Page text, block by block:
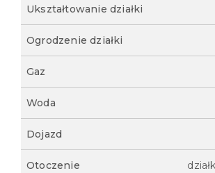
Ukształtowanie działki
Ogrodzenie działki
Gaz
Woda
Dojazd
Otoczenie